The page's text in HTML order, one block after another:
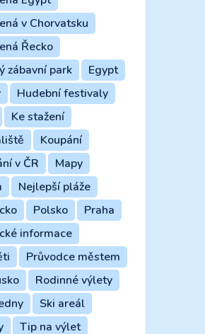
v Chorvatsku
Řecko
zábavní park
Egypt
Hudební festivaly
Ke stažení
Koupání
v ČR
Mapy
Nejlepší pláže
Polsko
Praha
informace
Průvodce městem
Rodinné výlety
Ski areál
Tip na výlet